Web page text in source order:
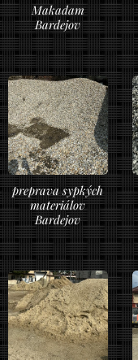
Makadam
Bardejov
preprava sypkých
materiálov
Bardejov